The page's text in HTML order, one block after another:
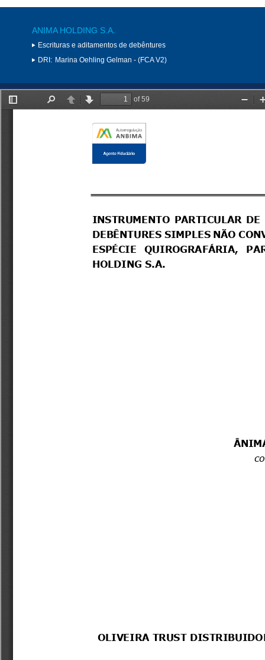
ANIMA HOLDING S.A.
Escrituras e aditamentos de debêntures
DRI: Marina Oehling Gelman - (FCA V2)